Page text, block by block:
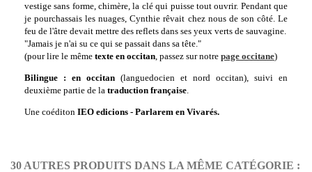
vestige sans forme, chimère, la clé qui puisse tout ouvrir. Pendant que
je pourchassais les nuages, Cynthie rêvait chez nous de son côté. Le
feu de l'âtre devait mettre des reflets dans ses yeux verts de sauvagine.
"Jamais je n'ai su ce qui se passait dans sa tête."
(pour lire le même texte en occitan, passez sur notre page occitane)
Bilingue : en occitan (languedocien et nord occitan), suivi en
deuxième partie de la traduction française.
Une coéditon IEO edicions - Parlarem en Vivarés.
30 AUTRES PRODUITS DANS LA MÊME CATÉGORIE :